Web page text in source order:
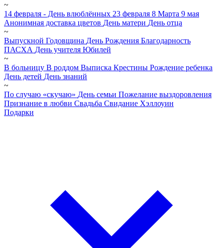
~
14 февраля - День влюблённых 23 февраля 8 Марта 9 мая
Анонимная доставка цветов День матери День отца
~
Выпускной Годовщина День Рождения Благодарность
ПАСХА День учителя Юбилей
~
В больницу В роддом Выписка Крестины Рождение ребенка
День детей День знаний
~
По случаю «скучаю» День семьи Пожелание выздоровления
Признание в любви Свадьба Свидание Хэллоуин
Подарки